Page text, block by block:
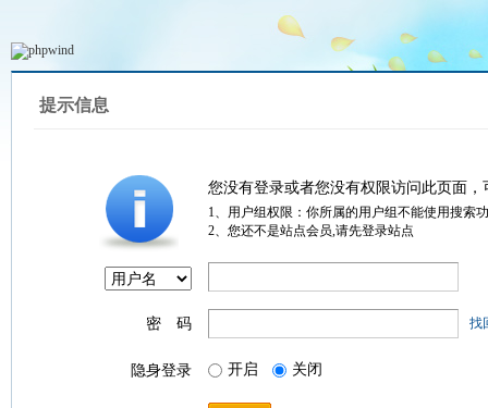
提示信息
您没有登录或者您没有权限访问此页面
1、用户组权限：你所属的用户组不能使用搜索
2、您还不是站点会员,请先登录站点
密 码 找
隐身登录 开启 关闭